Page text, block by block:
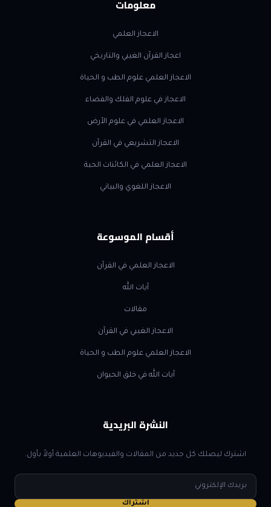
معلومات
الاعجاز العلمي
اعجاز القرآن الغيبي والتاريخي
الاعجاز العلمي علوم الطب و الحياة
الاعجاز في علوم الفلك والفضاء
الاعجاز العلمي في علوم الأرض
الاعجاز التشريعي في القرآن
الاعجاز العلمي في الكائنات الحية
الاعجاز اللغوي والبياني
أقسام الموسوعة
الاعجاز العلمي في القرآن
آيات الله
مقالات
الاعجاز الغيبي في القرآن
الاعجاز العلمي علوم الطب و الحياة
آيات الله في خلق الحيوان
النشرة البريدية
اشترك ليصلك كل جديد من المقالات والفيديوهات العلمية أولاً بأول.
البريد
الإلكتروني
اشتراك